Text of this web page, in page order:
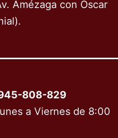
Amézaga con Oscar
808-829
a Viernes de 8:00